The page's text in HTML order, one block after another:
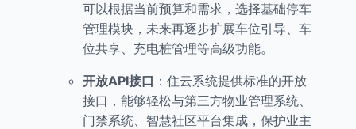
可以根据当前预算和需求，选择基础停车
管理模块，未来再逐步扩展车位引导、车
位共享、充电桩管理等高级功能。
开放API接口 ：住云系统提供标准的开放
接口，能够轻松与第三方物业管理系统、
门禁系统、智慧社区平台集成，保护业主